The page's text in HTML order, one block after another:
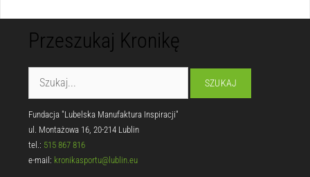
Przeszukaj Kronikę
Fundacja "Lubelska Manufaktura Inspiracji"
ul. Montażowa 16, 20-214 Lublin
tel.: 515 867 816
e-mail: kronikasportu@lublin.eu